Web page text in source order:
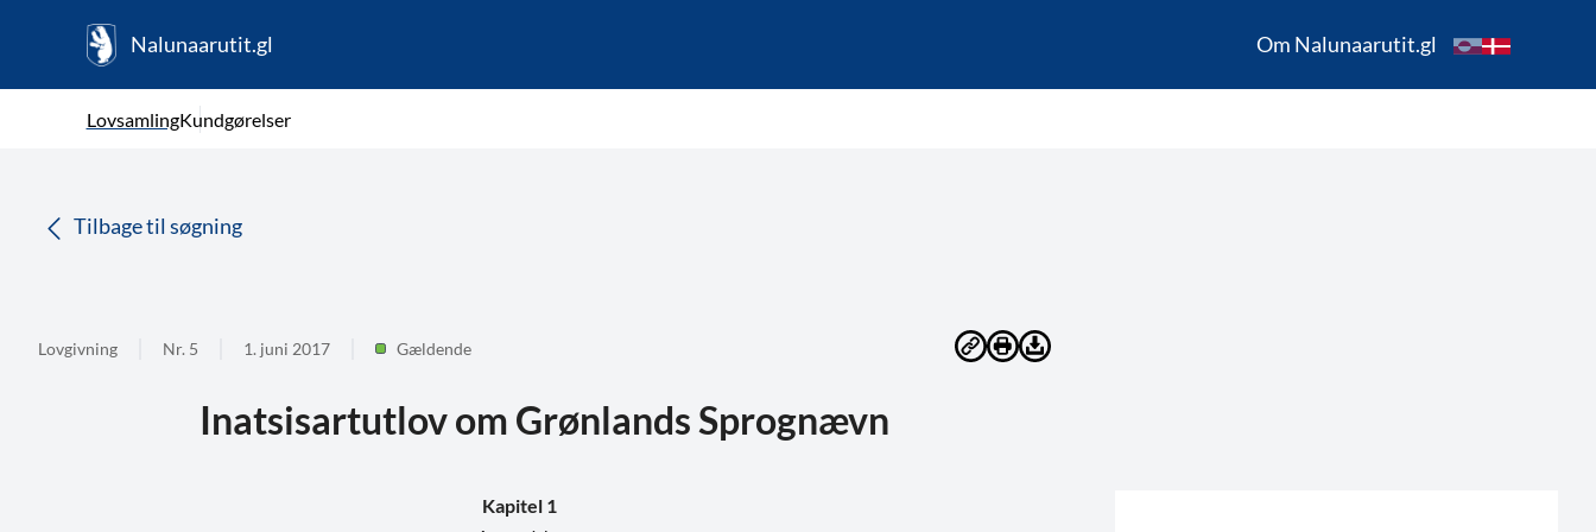
Nalunaarutit.gl Om Nalunaarutit.gl
LovsamlingKundgørelser
Tilbage til søgning
Lovgivning Nr. 5 1. juni 2017 Gældende
Inatsisartutlov om Grønlands Sprognævn
Kapitel 1